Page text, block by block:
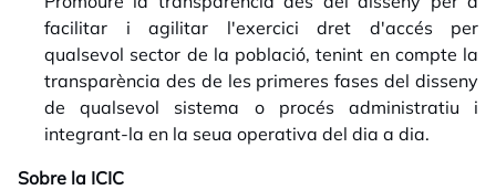
facilitar i agilitar l'exercici dret d'accés per
qualsevol sector de la població, tenint en compte la
transparència des de les primeres fases del disseny
de qualsevol sistema o procés administratiu i
integrant-la en la seua operativa del dia a dia.
Sobre la ICIC